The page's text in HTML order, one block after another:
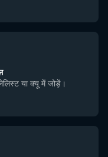
या क्यू में जोड़ें।